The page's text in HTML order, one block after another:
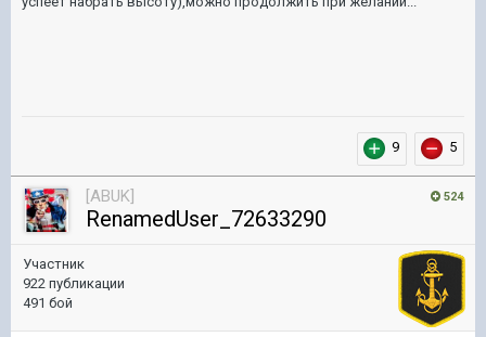
9 5
524
[ABUK]
RenamedUser_72633290
Участник
922 публикации
491 бой